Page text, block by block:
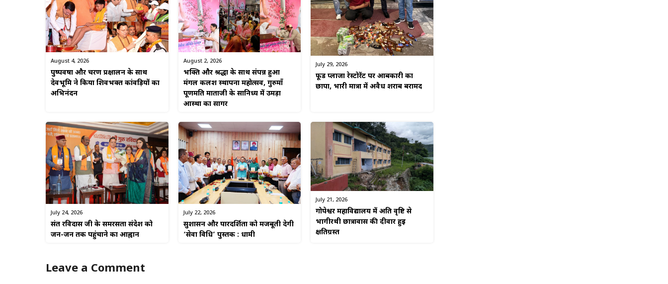
August 4, 2026
पुष्पवर्षा और चरण प्रक्षालन के साथ
देवभूमि ने किया शिवभक्त कांवड़ियों का
अभिनंदन
August 2, 2026
भक्ति और श्रद्धा के साथ संपन्न हुआ
मंगल कलश स्थापना महोत्सव, गुरुमाँ
पूर्णमति माताजी के सानिध्य में उमड़ा
आस्था का सागर
July 29, 2026
फूड प्लाजा रेस्टोरेंट पर आबकारी का
छापा, भारी मात्रा में अवैध शराब बरामद
July 24, 2026
संत रविदास जी के समरसता संदेश को
जन-जन तक पहुंचाने का आह्वान
July 22, 2026
सुशासन और पारदर्शिता को मजबूती देगी
‘सेवा विधि’ पुस्तक : धामी
July 21, 2026
गोपेश्वर महाविद्यालय में अति वृष्टि से
भागीरथी छात्रावास की दीवार हुई
क्षतिग्रस्त
Leave a Comment